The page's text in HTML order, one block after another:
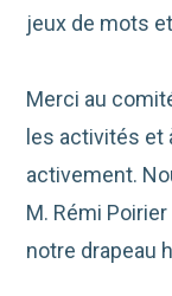
jeux de mots
Merci au
les activités et
activement.
M. Rémi
notre drapeau